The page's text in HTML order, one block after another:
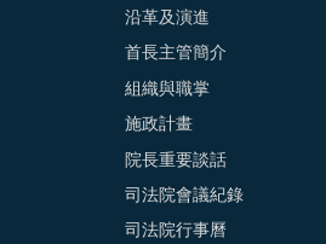
沿革及演進
首長主管簡介
組織與職掌
施政計畫
院長重要談話
司法院會議紀錄
司法院行事曆